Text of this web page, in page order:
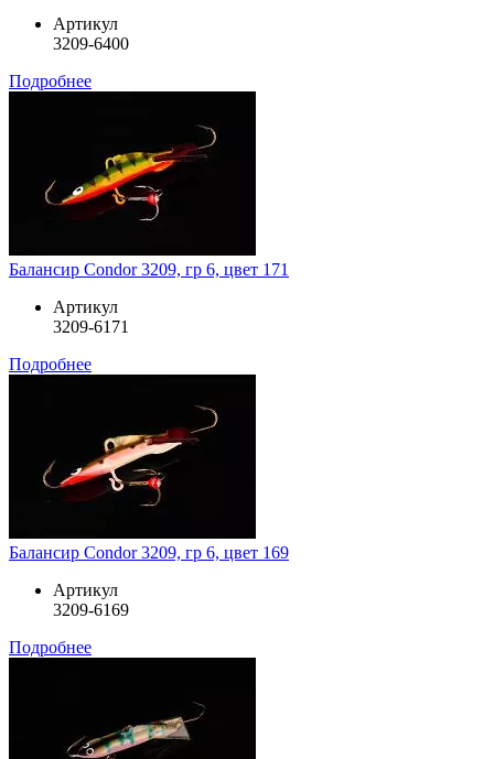
Артикул
3209-6400
Подробнее
Балансир Condor 3209, гр 6, цвет 171
Артикул
3209-6171
Подробнее
Балансир Condor 3209, гр 6, цвет 169
Артикул
3209-6169
Подробнее